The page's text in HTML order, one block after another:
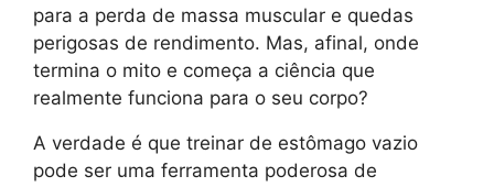
para a perda de massa muscular e quedas
perigosas de rendimento. Mas, afinal, onde
termina o mito e começa a ciência que
realmente funciona para o seu corpo?
A verdade é que treinar de estômago vazio
pode ser uma ferramenta poderosa de